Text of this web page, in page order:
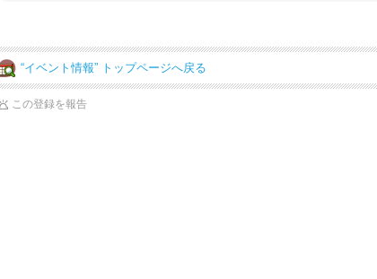
“イベント情報” トップページへ戻る
この登録を報告